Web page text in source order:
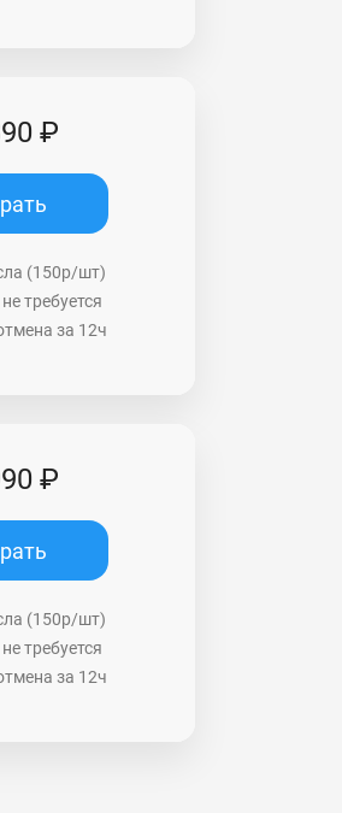
₽
(150р/шт)
требуется
за 12ч
₽
(150р/шт)
требуется
за 12ч